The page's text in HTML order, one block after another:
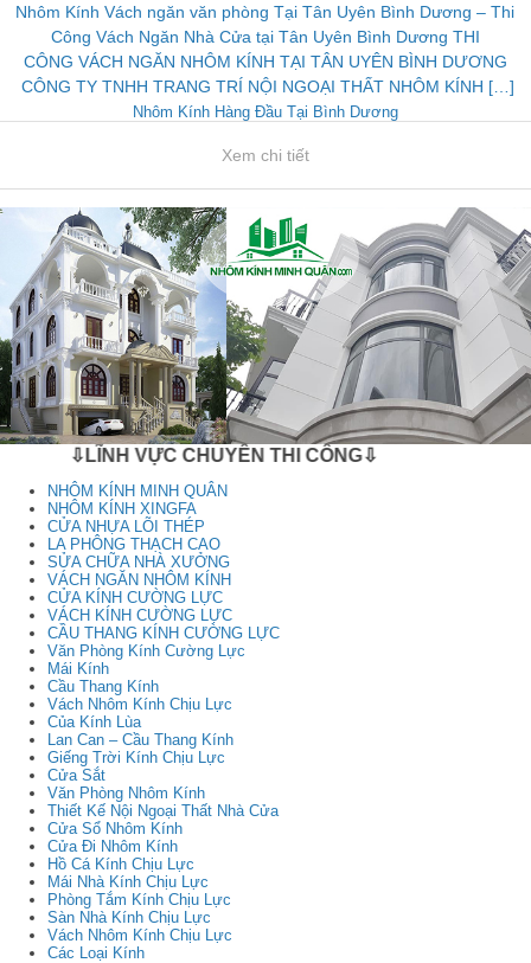
Nhôm Kính Vách ngăn văn phòng Tại Tân Uyên Bình Dương – Thi
Công Vách Ngăn Nhà Cửa tại Tân Uyên Bình Dương THI
CÔNG VÁCH NGĂN NHÔM KÍNH TẠI TÂN UYÊN BÌNH DƯƠNG
CÔNG TY TNHH TRANG TRÍ NỘI NGOẠI THẤT NHÔM KÍNH […]
Nhôm Kính Hàng Đầu Tại Bình Dương
Xem chi tiết
⇩LĨNH VỰC CHUYÊN THI CÔNG⇩
NHÔM KÍNH MINH QUÂN
NHÔM KÍNH XINGFA
CỬA NHỰA LÕI THÉP
LA PHÔNG THẠCH CAO
SỬA CHỮA NHÀ XƯỞNG
VÁCH NGĂN NHÔM KÍNH
CỬA KÍNH CƯỜNG LỰC
VÁCH KÍNH CƯỜNG LỰC
CẦU THANG KÍNH CƯỜNG LỰC
Văn Phòng Kính Cường Lực
Mái Kính
Cầu Thang Kính
Vách Nhôm Kính Chịu Lực
Của Kính Lùa
Lan Can – Cầu Thang Kính
Giếng Trời Kính Chịu Lực
Cửa Sắt
Văn Phòng Nhôm Kính
Thiết Kế Nội Ngoại Thất Nhà Cửa
Cửa Sổ Nhôm Kính
Cửa Đi Nhôm Kính
Hồ Cá Kính Chịu Lực
Mái Nhà Kính Chịu Lực
Phòng Tắm Kính Chịu Lực
Sàn Nhà Kính Chịu Lực
Vách Nhôm Kính Chịu Lực
Các Loại Kính